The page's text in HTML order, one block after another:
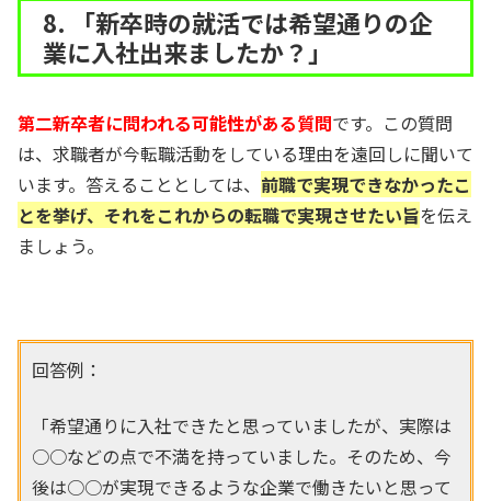
8. 「新卒時の就活では希望通りの企
業に入社出来ましたか？」
第二新卒者に問われる可能性がある質問です。この質問
は、求職者が今転職活動をしている理由を遠回しに聞いて
います。答えることとしては、 前職で実現できなかったこ
とを挙げ、それをこれからの転職で実現させたい旨を伝え
ましょう。
回答例：
「希望通りに入社できたと思っていましたが、実際は
○○などの点で不満を持っていました。そのため、今
後は○○が実現できるような企業で働きたいと思って